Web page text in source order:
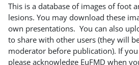
This is a database of images of foot
lesions. You may download these
own presentations. You can also
to share with other users (they will
moderator before publication). If
please acknowledge EuFMD when